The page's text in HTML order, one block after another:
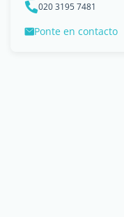
020 3195 7481
Ponte en contacto